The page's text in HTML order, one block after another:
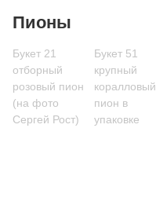
Пионы
Букет 21
отборный
розовый пион
(на фото
Сергей Рост)
Букет 51
крупный
коралловый
пион в
упаковке